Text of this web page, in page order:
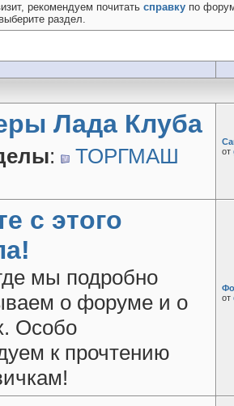
рекомендуем почитать справку по
раздел.
Лада Клуба
:
ТОРГМАШ
от
с этого
мы подробно
о форуме и о
Особо
к прочтению
от